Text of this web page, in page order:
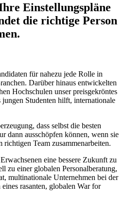
Einstellungspläne
die richtige Person
für nahezu jede Rolle in
Darüber hinaus entwickelten
Hochschulen unser preisgekröntes
Studenten hilft, internationale
dass selbst die besten
dann ausschöpfen können, wenn sie
Team zusammenarbeiten.
eine bessere Zukunft zu
zu einer globalen Personalberatung,
multinationale Unternehmen bei der
rasanten, globalen War for